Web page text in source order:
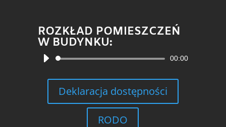
ROZKŁAD POMIESZCZEŃ
W BUDYNKU:
Odtwarzacz
dźwiękowych
00:00
Deklaracja dostępności
RODO